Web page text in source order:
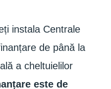
instala Centrale
de până la
a cheltuielilor
este de